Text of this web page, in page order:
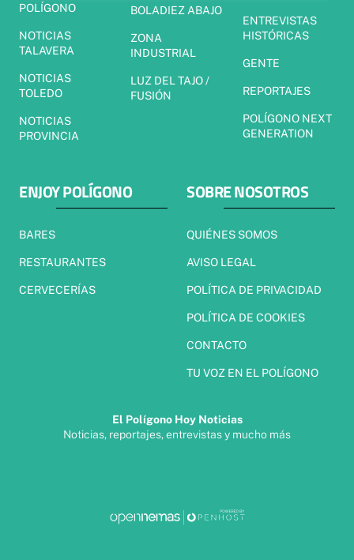
POLÍGONO
NOTICIAS
TALAVERA
NOTICIAS
TOLEDO
NOTICIAS
PROVINCIA
BOLADIEZ ABAJO
ZONA
INDUSTRIAL
LUZ DEL TAJO /
FUSIÓN
ENTREVISTAS
HISTÓRICAS
GENTE
REPORTAJES
POLÍGONO NEXT
GENERATION
ENJOY POLÍGONO
BARES
RESTAURANTES
CERVECERÍAS
SOBRE NOSOTROS
QUIÉNES SOMOS
AVISO LEGAL
POLÍTICA DE PRIVACIDAD
POLÍTICA DE COOKIES
CONTACTO
TU VOZ EN EL POLÍGONO
El Polígono Hoy Noticias
Noticias, reportajes, entrevistas y mucho más